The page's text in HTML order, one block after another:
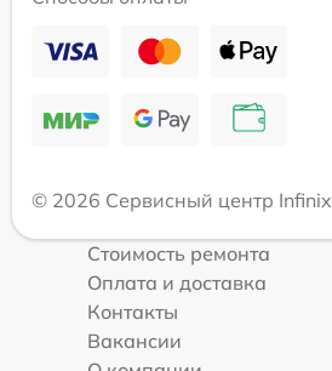
© 2026 Сервисный центр Infinix
Стоимость ремонта
Оплата и доставка
Контакты
Вакансии